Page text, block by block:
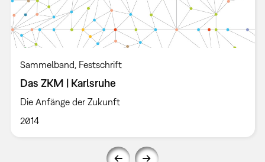
Sammelband Festschrift
Das ZKM | Karlsruhe
Die Anfänge der Zukunft
2014